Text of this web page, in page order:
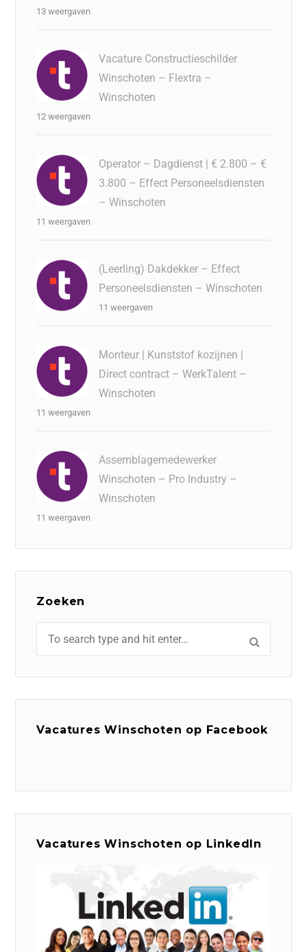
13 weergaven
Vacature Constructieschilder
Winschoten – Flextra –
Winschoten
12 weergaven
Operator – Dagdienst | € 2.800 – €
3.800 – Effect Personeelsdiensten
– Winschoten
11 weergaven
(Leerling) Dakdekker – Effect
Personeelsdiensten – Winschoten
11 weergaven
Monteur | Kunststof kozijnen |
Direct contract – WerkTalent –
Winschoten
11 weergaven
Assemblagemedewerker
Winschoten – Pro Industry –
Winschoten
11 weergaven
Zoeken
Vacatures Winschoten op Facebook
Vacatures Winschoten op LinkedIn